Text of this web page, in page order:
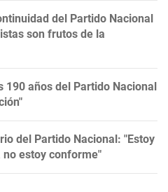
del Partido Nacional
son frutos de la
190 años del Partido Nacional
del Partido Nacional: "Estoy
estoy conforme"